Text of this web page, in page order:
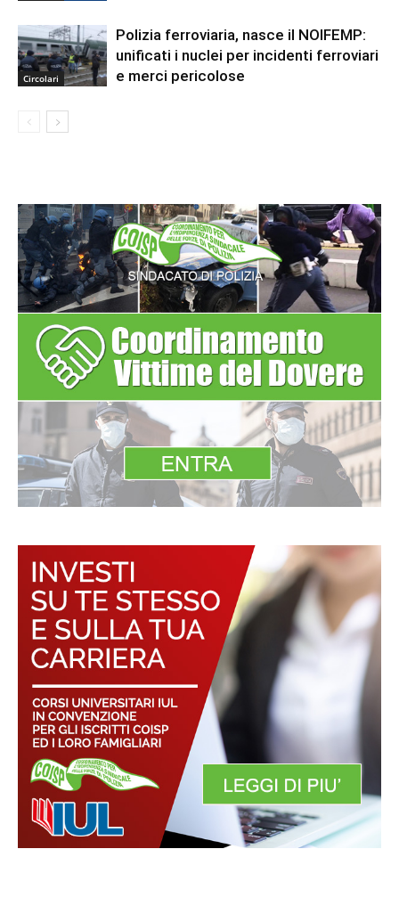
Circolari
Polizia ferroviaria, nasce il NOIFEMP:
unificati i nuclei per incidenti ferroviari
e merci pericolose